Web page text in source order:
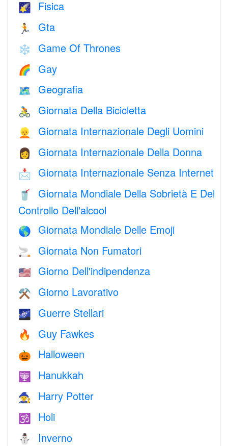
🌠 Fisica
🏃 Gta
❄️ Game Of Thrones
🌈 Gay
🗺 Geografia
🚴 Giornata Della Bicicletta
👱 Giornata Internazionale Degli Uomini
👩 Giornata Internazionale Della Donna
📩 Giornata Internazionale Senza Internet
🥤
Giornata Mondiale Della Sobrietà E Del
Controllo Dell'alcool
🌎 Giornata Mondiale Delle Emoji
🚬 Giornata Non Fumatori
🇺🇸 Giorno Dell'indipendenza
⚒️ Giorno Lavorativo
🌌 Guerre Stellari
🔥 Guy Fawkes
🎃 Halloween
🕎 Hanukkah
🧙 Harry Potter
🕉 Holi
⛄ Inverno